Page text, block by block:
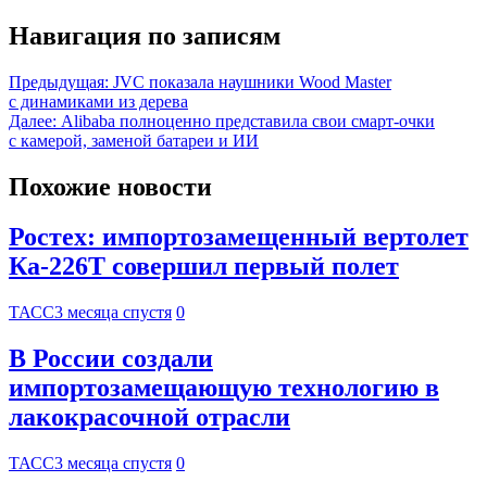
Навигация по записям
Предыдущая: JVC показала наушники Wood Master
с динамиками из дерева
Далее: Alibaba полноценно представила свои смарт-очки
с камерой, заменой батареи и ИИ
Похожие новости
Ростех: импортозамещенный вертолет
Ка-226Т совершил первый полет
ТАСС3 месяца спустя 0
В России создали
импортозамещающую технологию в
лакокрасочной отрасли
ТАСС3 месяца спустя 0